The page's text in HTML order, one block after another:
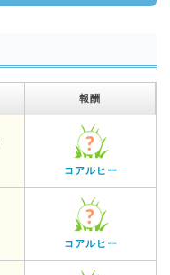
報酬
コアルヒー
コアルヒー